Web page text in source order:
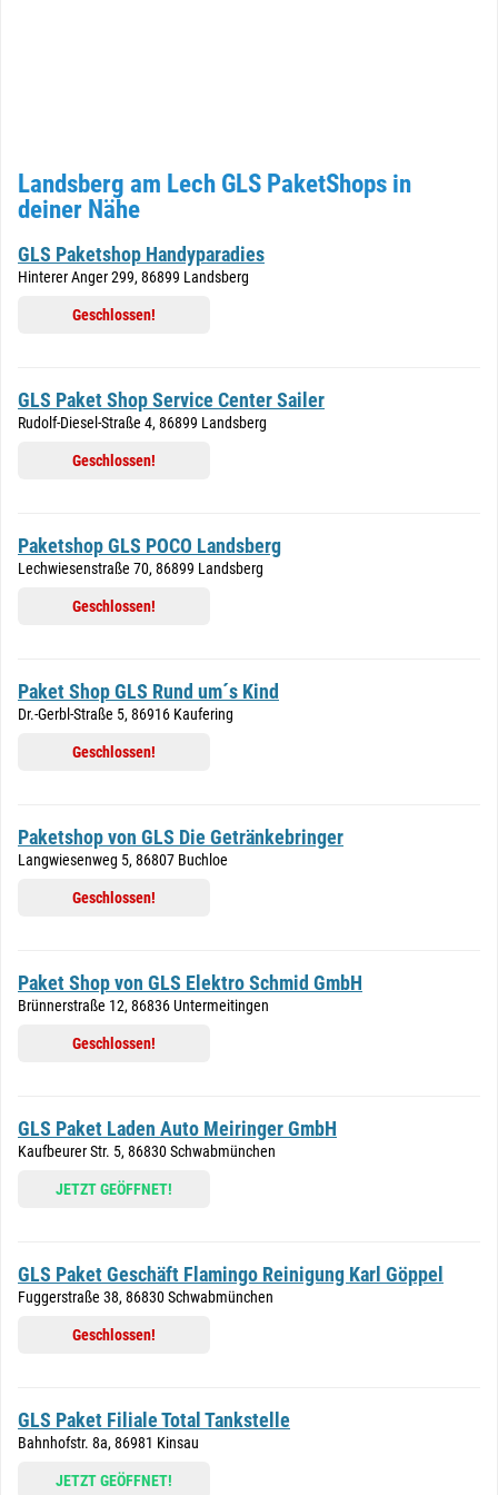
Landsberg am Lech GLS PaketShops in
deiner Nähe
GLS Paketshop Handyparadies
Hinterer Anger 299, 86899 Landsberg
Geschlossen!
GLS Paket Shop Service Center Sailer
Rudolf-Diesel-Straße 4, 86899 Landsberg
Geschlossen!
Paketshop GLS POCO Landsberg
Lechwiesenstraße 70, 86899 Landsberg
Geschlossen!
Paket Shop GLS Rund um´s Kind
Dr.-Gerbl-Straße 5, 86916 Kaufering
Geschlossen!
Paketshop von GLS Die Getränkebringer
Langwiesenweg 5, 86807 Buchloe
Geschlossen!
Paket Shop von GLS Elektro Schmid GmbH
Brünnerstraße 12, 86836 Untermeitingen
Geschlossen!
GLS Paket Laden Auto Meiringer GmbH
Kaufbeurer Str. 5, 86830 Schwabmünchen
JETZT GEÖFFNET!
GLS Paket Geschäft Flamingo Reinigung Karl Göppel
Fuggerstraße 38, 86830 Schwabmünchen
Geschlossen!
GLS Paket Filiale Total Tankstelle
Bahnhofstr. 8a, 86981 Kinsau
JETZT GEÖFFNET!